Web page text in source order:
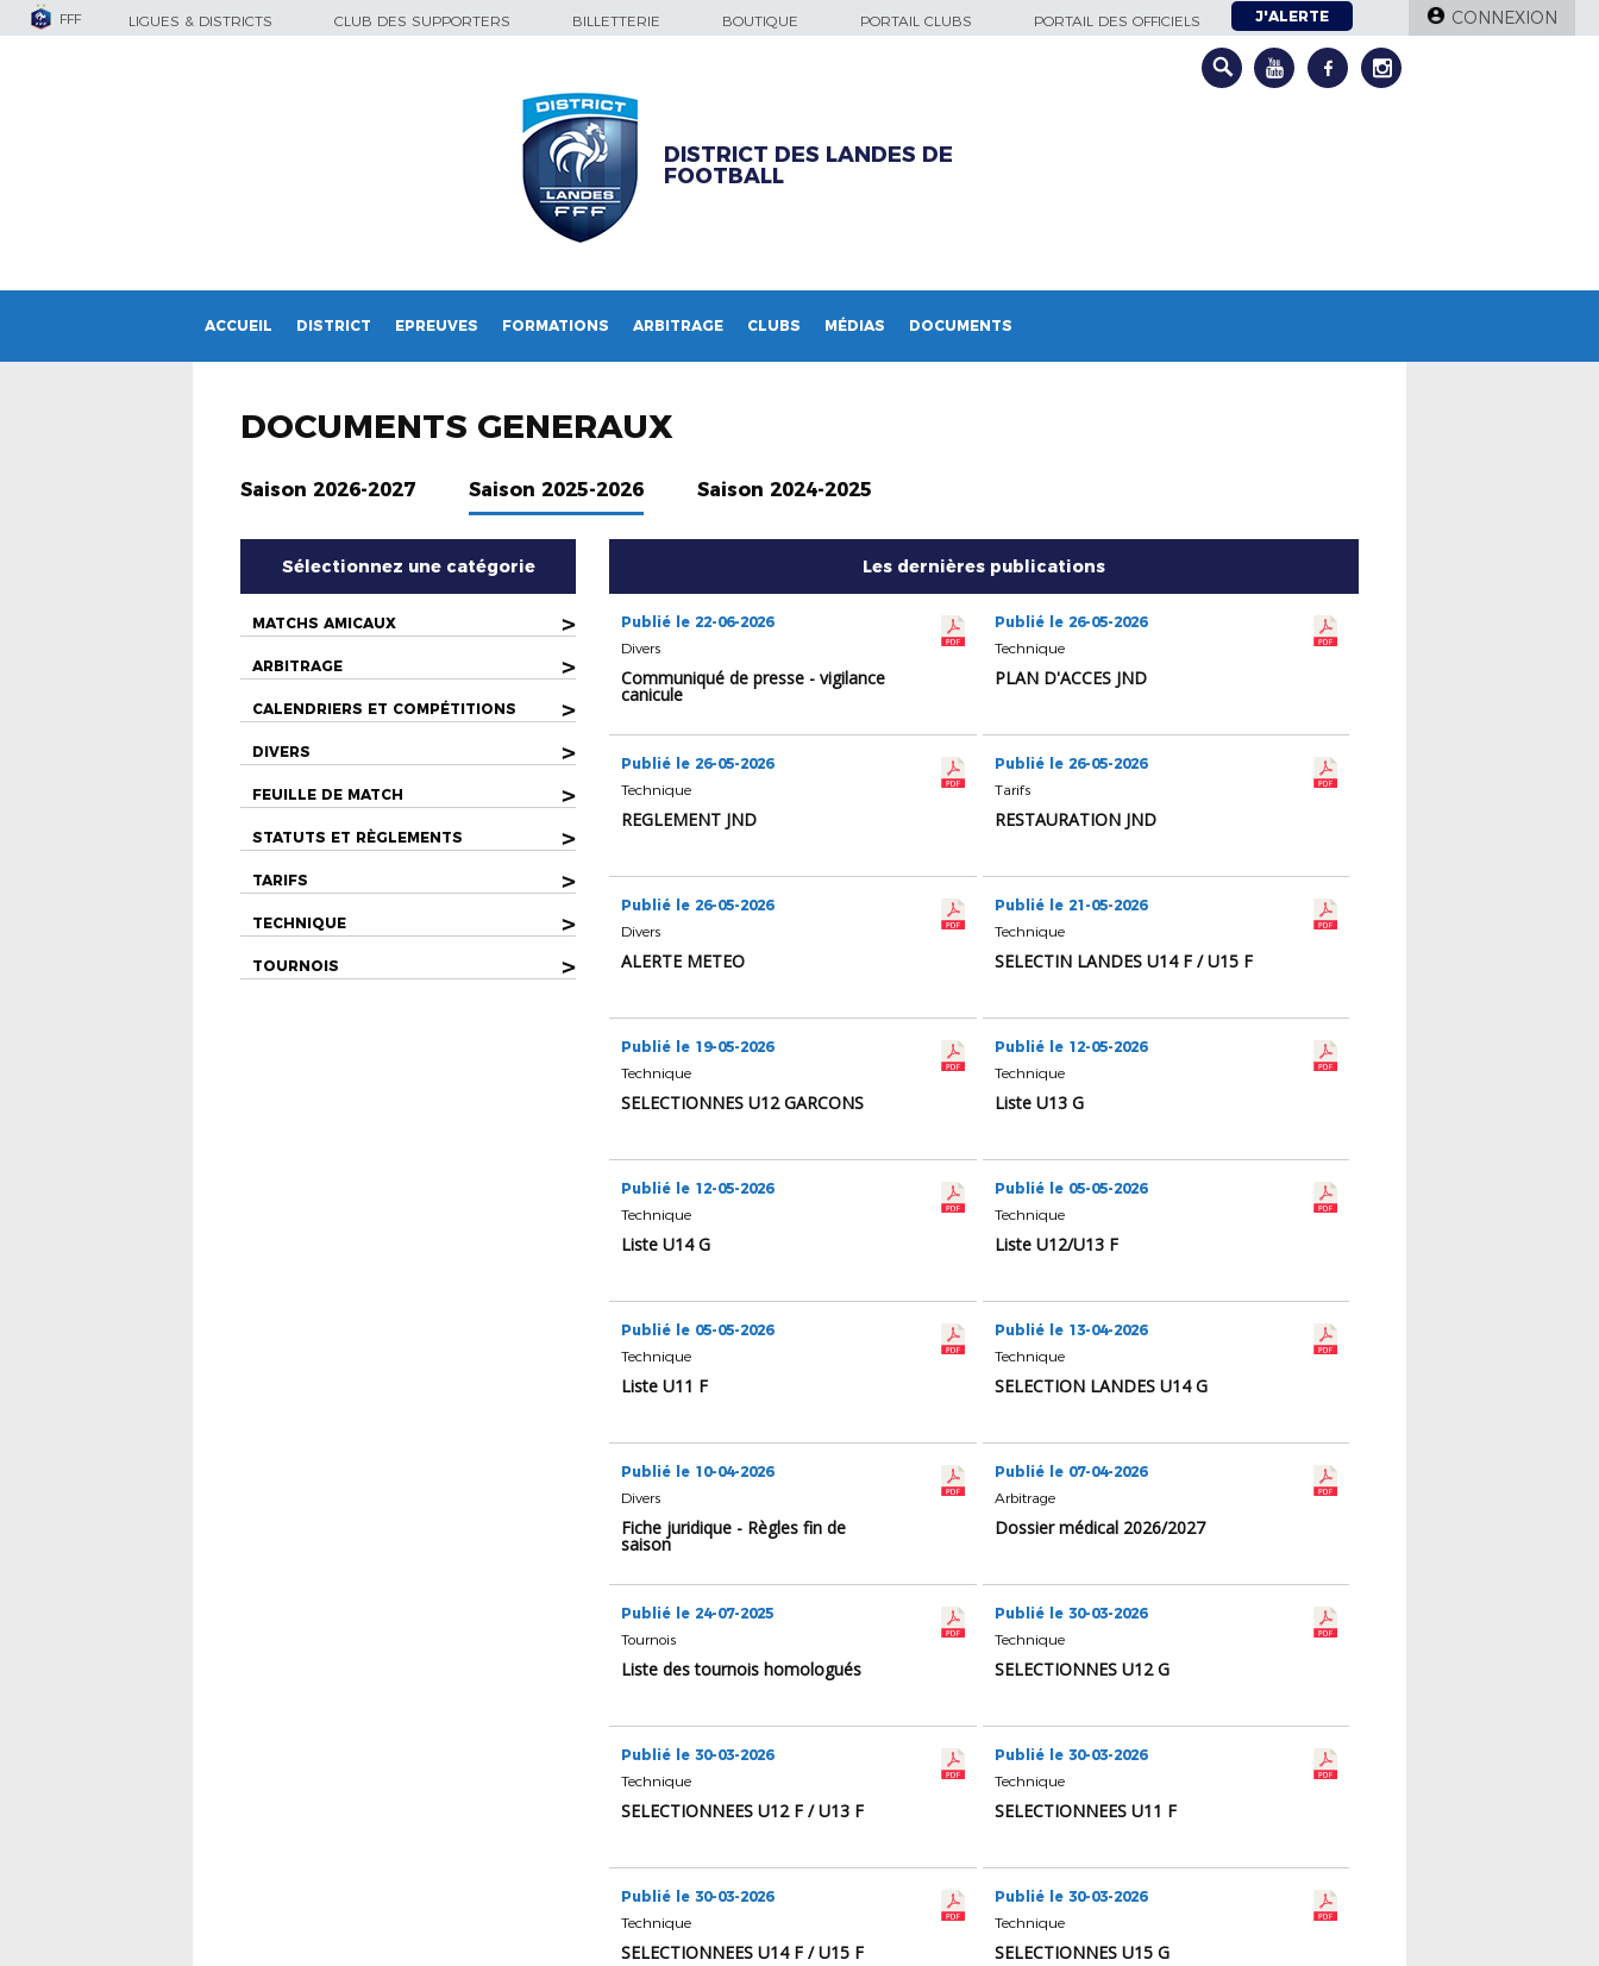
FFF LIGUES & DISTRICTS CLUB DES SUPPORTERS BILLETTERIE BOUTIQUE PORTAIL CLUBS PORTAIL DES OFFICIELS J'ALERTE CONNEXION
DISTRICT DES LANDES DE
FOOTBALL
ACCUEIL DISTRICT EPREUVES FORMATIONS ARBITRAGE CLUBS MÉDIAS DOCUMENTS
DOCUMENTS GENERAUX
Saison 2026-2027 Saison 2025-2026 Saison 2024-2025
Sélectionnez une catégorie
MATCHS AMICAUX >
ARBITRAGE >
CALENDRIERS ET COMPÉTITIONS >
DIVERS >
FEUILLE DE MATCH >
STATUTS ET RÈGLEMENTS >
TARIFS >
TECHNIQUE >
TOURNOIS >
Les dernières publications
Publié le 22-06-2026
Divers
Communiqué de presse - vigilance
canicule
Publié le 26-05-2026
Technique
PLAN D'ACCES JND
Publié le 26-05-2026
Technique
REGLEMENT JND
Publié le 26-05-2026
Tarifs
RESTAURATION JND
Publié le 26-05-2026
Divers
ALERTE METEO
Publié le 21-05-2026
Technique
SELECTIN LANDES U14 F / U15 F
Publié le 19-05-2026
Technique
SELECTIONNES U12 GARCONS
Publié le 12-05-2026
Technique
Liste U13 G
Publié le 12-05-2026
Technique
Liste U14 G
Publié le 05-05-2026
Technique
Liste U12/U13 F
Publié le 05-05-2026
Technique
Liste U11 F
Publié le 13-04-2026
Technique
SELECTION LANDES U14 G
Publié le 10-04-2026
Divers
Fiche juridique - Règles fin de
saison
Publié le 07-04-2026
Arbitrage
Dossier médical 2026/2027
Publié le 24-07-2025
Tournois
Liste des tournois homologués
Publié le 30-03-2026
Technique
SELECTIONNES U12 G
Publié le 30-03-2026
Technique
SELECTIONNEES U12 F / U13 F
Publié le 30-03-2026
Technique
SELECTIONNEES U11 F
Publié le 30-03-2026
Technique
SELECTIONNEES U14 F / U15 F
Publié le 30-03-2026
Technique
SELECTIONNES U15 G